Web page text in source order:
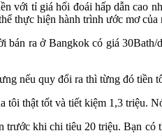
với tỉ giá hối đoái hấp dẫn cao
thực hiện hành trình ước mơ
bán ra ở Bangkok có giá
nếu quy đổi ra thì từng đó tiền
thật tốt và tiết kiệm 1,3 triệu.
khi chi tiêu 20 triệu. Bạn